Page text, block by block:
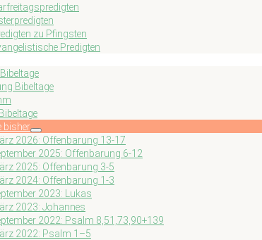
zu Pfingsten
Predigten
Bibeltage
bisher
2026: Offenbarung 13-17
2025: Offenbarung 6-12
2025: Offenbarung 3-5
2024: Offenbarung 1-3
2023: Lukas
2023: Johannes
2022: Psalm 8,51,73,90+139
2022: Psalm 1–5